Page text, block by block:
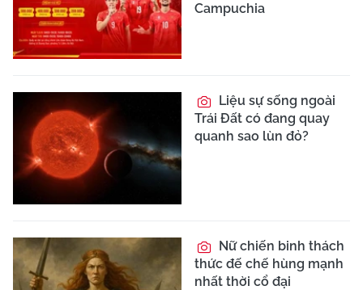
Campuchia
Liệu sự sống ngoài
Trái Đất có đang quay
quanh sao lùn đỏ?
Nữ chiến binh thách
thức đế chế hùng mạnh
nhất thời cổ đại